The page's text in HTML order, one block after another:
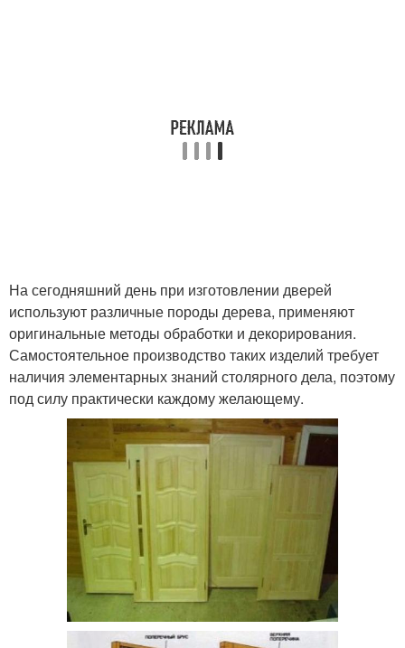
На сегодняшний день при изготовлении дверей
используют различные породы дерева, применяют
оригинальные методы обработки и декорирования.
Самостоятельное производство таких изделий требует
наличия элементарных знаний столярного дела, поэтому
под силу практически каждому желающему.